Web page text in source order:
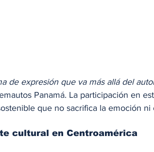
de expresión que va más allá del
Panamá. La participación en
que no sacrifica la emoción ni
cultural en Centroamérica